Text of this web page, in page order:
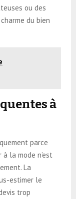
ou des
du bien
à
parce
la mode n’est
La
estimer le
trop